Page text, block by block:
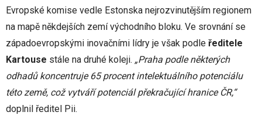
Evropské komise vedle Estonska nejrozvinutějším regionem
na mapě někdejších zemí východního bloku. Ve srovnání se
západoevropskými inovačními lídry je však podle ředitele
Kartouse stále na druhé koleji. „Praha podle některých
odhadů koncentruje 65 procent intelektuálního potenciálu
této země, což vytváří potenciál překračující hranice ČR,“
doplnil ředitel Pii.